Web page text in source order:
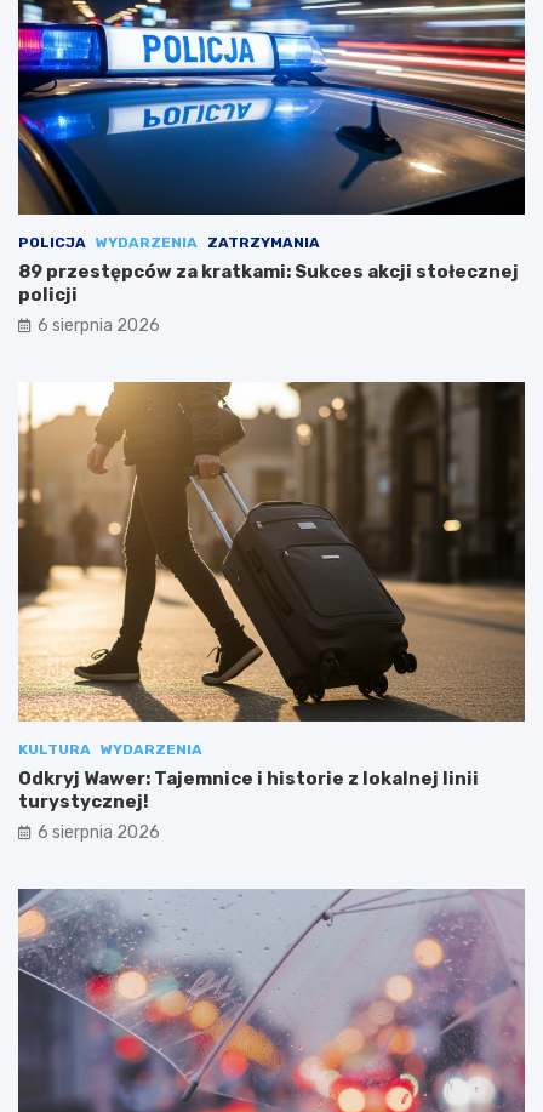
POLICJA WYDARZENIA ZATRZYMANIA
89 przestępców za kratkami: Sukces akcji stołecznej
policji
6 sierpnia 2026
KULTURA WYDARZENIA
Odkryj Wawer: Tajemnice i historie z lokalnej linii
turystycznej!
6 sierpnia 2026